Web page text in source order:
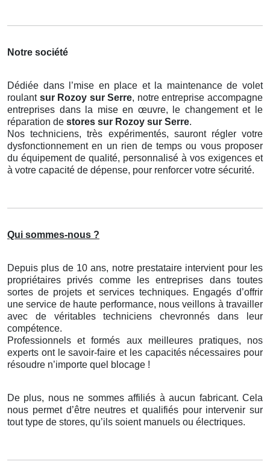
Notre société
Dédiée dans l’mise en place et la maintenance de volet
roulant sur Rozoy sur Serre, notre entreprise accompagne
entreprises dans la mise en œuvre, le changement et le
réparation de stores sur Rozoy sur Serre.
Nos techniciens, très expérimentés, sauront régler votre
dysfonctionnement en un rien de temps ou vous proposer
du équipement de qualité, personnalisé à vos exigences et
à votre capacité de dépense, pour renforcer votre sécurité.
Qui sommes-nous ?
Depuis plus de 10 ans, notre prestataire intervient pour les
propriétaires privés comme les entreprises dans toutes
sortes de projets et services techniques. Engagés d’offrir
une service de haute performance, nous veillons à travailler
avec de véritables techniciens chevronnés dans leur
compétence.
Professionnels et formés aux meilleures pratiques, nos
experts ont le savoir-faire et les capacités nécessaires pour
résoudre n’importe quel blocage !
De plus, nous ne sommes affiliés à aucun fabricant. Cela
nous permet d’être neutres et qualifiés pour intervenir sur
tout type de stores, qu’ils soient manuels ou électriques.